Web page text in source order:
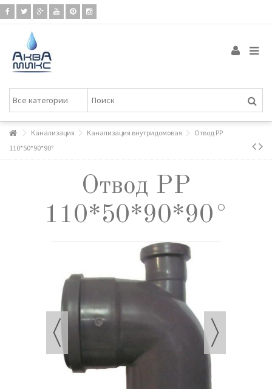
Канализация Канализация внутридомовая
Отвод РР
110*50*90*90°
Отвод РР
110*50*90*90°